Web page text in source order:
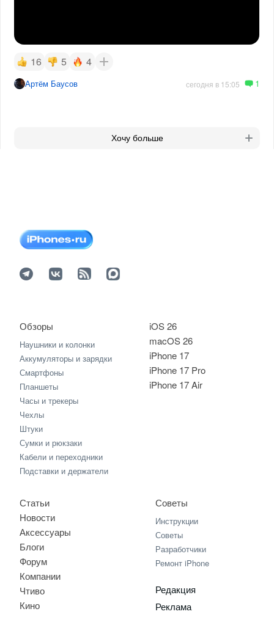
16 5 4
Артём Баусов сегодня в 15:05 1
Хочу больше
iOS 26
macOS 26
iPhone 17
iPhone 17 Pro
iPhone 17 Air
Обзоры
Наушники и колонки
Аккумуляторы и зарядки
Смартфоны
Планшеты
Часы и трекеры
Чехлы
Штуки
Сумки и рюкзаки
Кабели и переходники
Подставки и держатели
Статьи
Новости
Аксессуары
Блоги
Форум
Компании
Чтиво
Кино
Советы
Инструкции
Советы
Разработчики
Ремонт iPhone
Редакция
Реклама